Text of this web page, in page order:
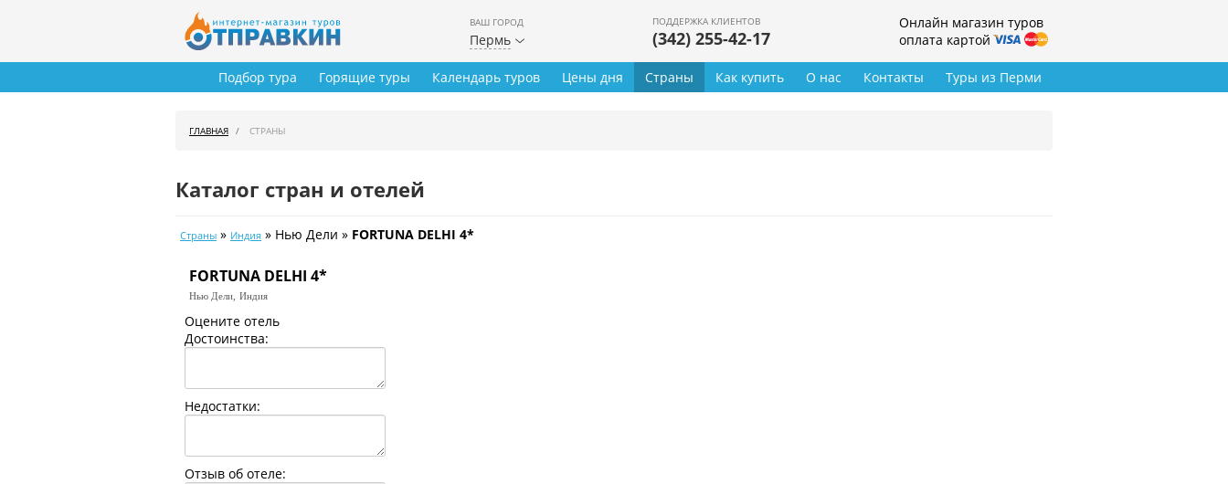
ВАШ ГОРОД
Пермь
ПОДДЕРЖКА КЛИЕНТОВ
(342) 255-42-17
Онлайн магазин туров
оплата картой
Туры из Перми
Подбор тура Горящие туры Календарь туров Цены дня Страны Как купить О нас Контакты
ГЛАВНАЯ СТРАНЫ
Каталог стран и отелей
Страны » Индия » Нью Дели » FORTUNA DELHI 4*
FORTUNA DELHI 4*
Нью Дели, Индия
Оцените отель
Достоинства:
Недостатки:
Отзыв об отеле: